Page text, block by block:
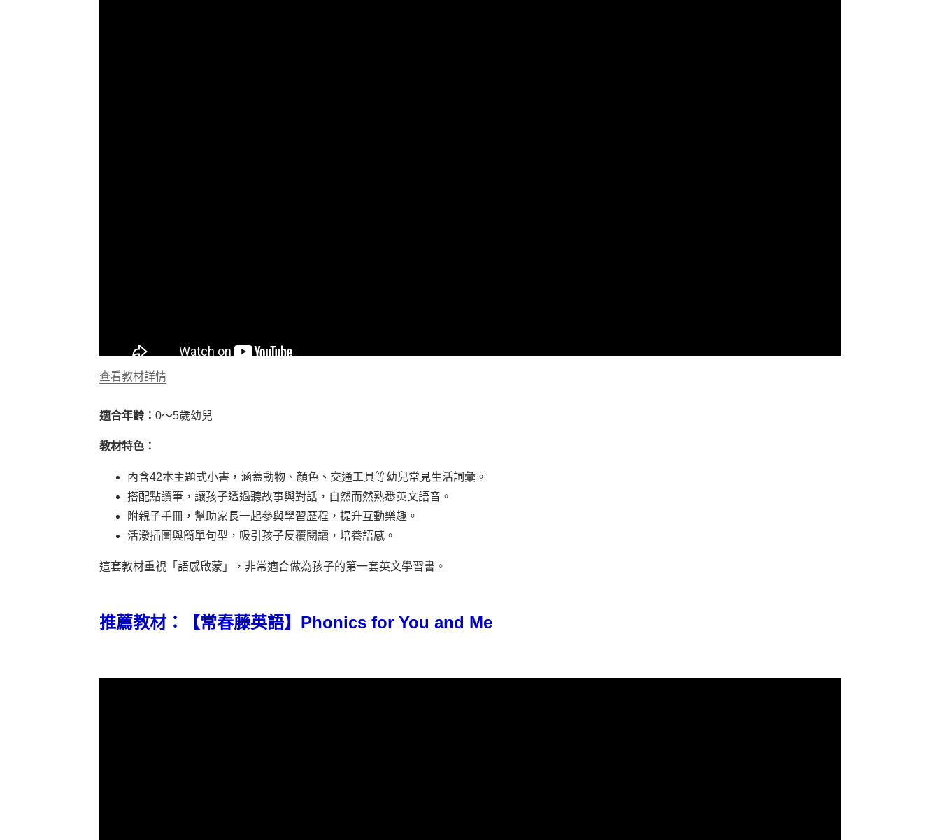
查看教材詳情
適合年齡： 0～5歲幼兒
教材特色：
內含42本主題式小書，涵蓋動物、顏色、交通工具等幼兒常見生活詞彙。
搭配點讀筆，讓孩子透過聽故事與對話，自然而然熟悉英文語音。
附親子手冊，幫助家長一起參與學習歷程，提升互動樂趣。
活潑插圖與簡單句型，吸引孩子反覆閱讀，培養語感。
這套教材重視「語感啟蒙」，非常適合做為孩子的第一套英文學習書。
推薦教材：【常春藤英語】Phonics for You and Me